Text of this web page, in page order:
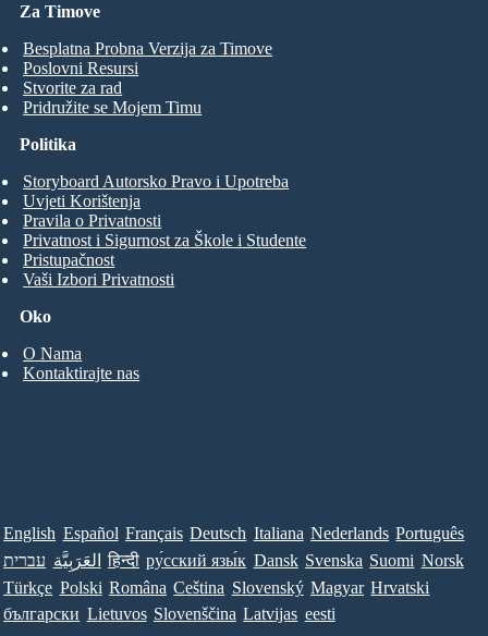
Za Timove
Besplatna Probna Verzija za Timove
Poslovni Resursi
Stvorite za rad
Pridružite se Mojem Timu
Oko
O Nama
Kontaktirajte nas
Politika
Storyboard Autorsko Pravo i Upotreba
Uvjeti Korištenja
Pravila o Privatnosti
Privatnost i Sigurnost za Škole i Studente
Pristupačnost
Vaši Izbori Privatnosti
English Español Français Deutsch Italiana Nederlands Português
עברית العَرَبِيَّة हिन्दी ру́сский язы́к Dansk Svenska Suomi Norsk
Türkçe Polski Româna Ceština Slovenský Magyar Hrvatski
български Lietuvos Slovenščina Latvijas eesti